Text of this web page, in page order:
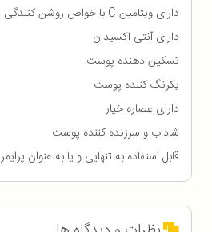
دارای ویتامین C با خواص روشن کنندگی پوست
دارای آنتی اکسیدان
تسکین دهنده پوست
یکرنگ کننده پوست
دارای عصاره خیار
شاداب و سرزنده کننده پوست
قابل استفاده به تنهایی و یا به عنوان